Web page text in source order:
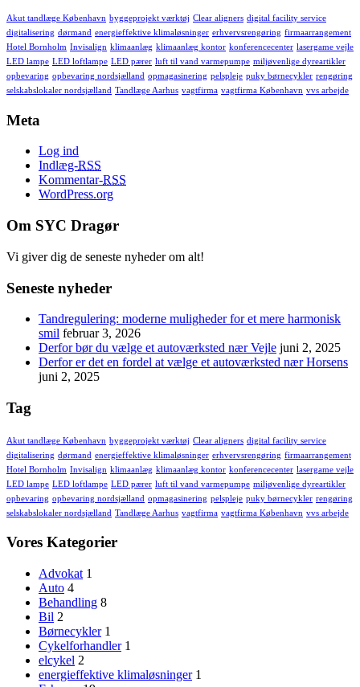
Akut tandlæge København byggeprojekt værktøj Clear aligners digital facility service
digitalisering dørmand energieffektive klimaløsninger erhvervsrengøring firmaarrangement
Hotel Bornholm Invisalign klimaanlæg klimaanlæg kontor konferencecenter lasergame vejle
LED lampe LED loftlampe LED pærer luft til vand varmepumpe miljøvenlige dyreartikler
opbevaring opbevaring nordsjælland opmagasinering pelspleje puky børnecykler rengøring
selskabslokaler nordsjælland Tandlæge Aarhus vagtfirma vagtfirma København vvs arbejde
Meta
Log ind
Indlæg-RSS
Kommentar-RSS
WordPress.org
Om SYC Dragør
Vi giver dig de seneste nyheder om alt!
Seneste nyheder
Tandregulering: moderne muligheder for et mere harmonisk
smil februar 3, 2026
Derfor bør du vælge et autoværksted nær Vejle juni 2, 2025
Derfor er det en fordel at vælge et autoværksted nær Horsens
juni 2, 2025
Tag
Akut tandlæge København byggeprojekt værktøj Clear aligners digital facility service
digitalisering dørmand energieffektive klimaløsninger erhvervsrengøring firmaarrangement
Hotel Bornholm Invisalign klimaanlæg klimaanlæg kontor konferencecenter lasergame vejle
LED lampe LED loftlampe LED pærer luft til vand varmepumpe miljøvenlige dyreartikler
opbevaring opbevaring nordsjælland opmagasinering pelspleje puky børnecykler rengøring
selskabslokaler nordsjælland Tandlæge Aarhus vagtfirma vagtfirma København vvs arbejde
Vores Kategorier
Advokat 1
Auto 4
Behandling 8
Bil 2
Børnecykler 1
Cykelforhandler 1
elcykel 2
energieffektive klimaløsninger 1